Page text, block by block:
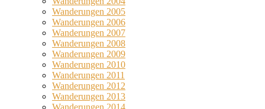
Wanderungen 2005
Wanderungen 2006
Wanderungen 2007
Wanderungen 2008
Wanderungen 2009
Wanderungen 2010
Wanderungen 2011
Wanderungen 2012
Wanderungen 2013
Wanderungen 2014